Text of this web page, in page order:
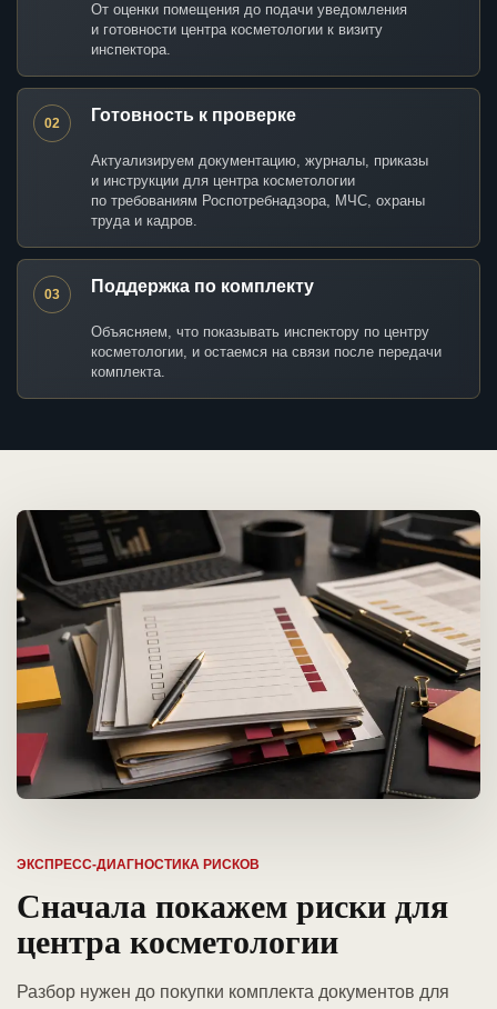
От оценки помещения до подачи уведомления
и готовности центра косметологии к визиту
инспектора.
02 Готовность к проверке
Актуализируем документацию, журналы, приказы
и инструкции для центра косметологии
по требованиям Роспотребнадзора, МЧС, охраны
труда и кадров.
03 Поддержка по комплекту
Объясняем, что показывать инспектору по центру
косметологии, и остаемся на связи после передачи
комплекта.
ЭКСПРЕСС-ДИАГНОСТИКА РИСКОВ
Сначала покажем риски для
центра косметологии
Разбор нужен до покупки комплекта документов для